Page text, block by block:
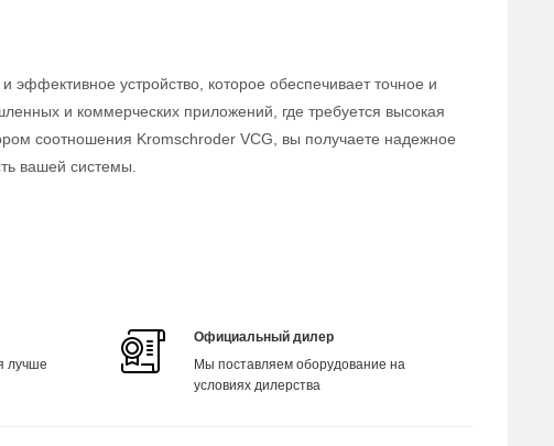
устройство, которое обеспечивает точное и
и коммерческих приложений, где требуется высокая
соотношения Kromschroder VCG, вы получаете надежное
вашей системы.
лучше
Официальный дилер
Мы поставляем оборудование на
условиях дилерства